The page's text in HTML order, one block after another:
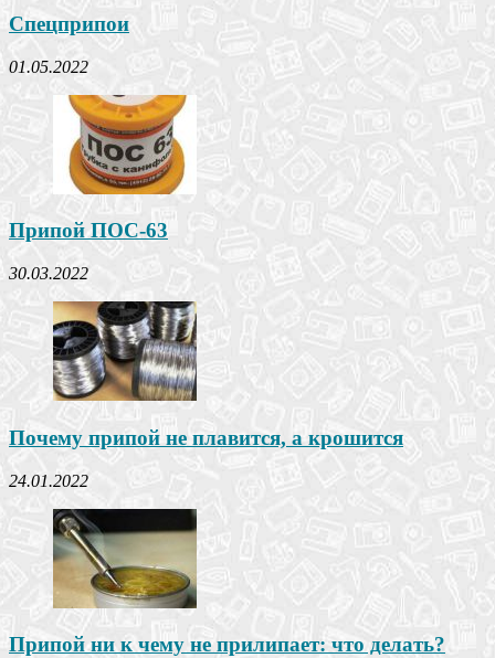
Спецприпои
01.05.2022
Припой ПОС-63
30.03.2022
Почему припой не плавится, а крошится
24.01.2022
Припой ни к чему не прилипает: что делать?